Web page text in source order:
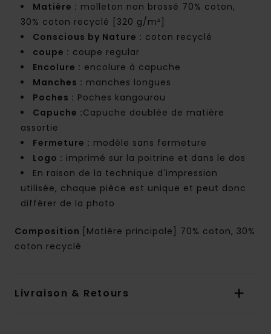
Matière : molleton non brossé 70% coton,
30% coton recyclé [320 g/m²]
Conscious by Nature : coton recyclé
coupe : coupe regular
Encolure : encolure à capuche
Manches : manches longues
Poches : Poches kangourou
Capuche :Capuche doublée de matière
assortie
Fermeture : modèle sans fermeture
Logo : imprimé sur la poitrine et dans le dos
En raison de la technique d'impression
utilisée, chaque pièce est unique et peut donc
différer de la photo
Composition
[Matière principale] 70% coton, 30%
coton recyclé
Livraison & Retours